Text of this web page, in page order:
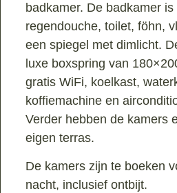
badkamer. De badkamer
regendouche, toilet, föhn,
een spiegel met dimlicht.
luxe boxspring van
gratis WiFi, koelkast,
koffiemachine en
Verder hebben de kamers
eigen terras.
De kamers zijn te boeken
nacht, inclusief ontbijt.